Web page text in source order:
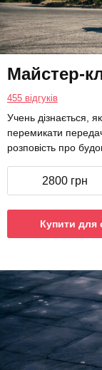
Майстер-
455 відгуків
Учень дізнається,
перемикати
розповість про
2800 грн
Купити для